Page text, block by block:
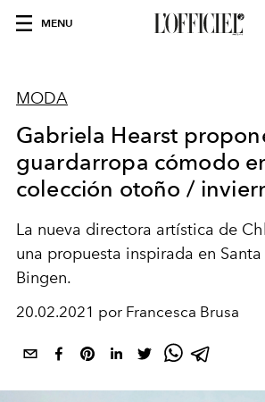
MENU
MODA
Gabriela Hearst
guardarropa cómodo
colección otoño /
La nueva directora artística de
una propuesta inspirada en
Bingen.
20.02.2021 por Francesca Brusa